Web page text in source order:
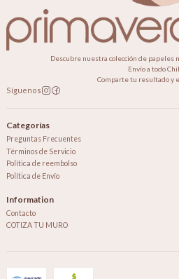
Descubre nuestra colección de papeles
Envío a todo
Comparte tu resultado y
Síguenos
Categorías
Preguntas Frecuentes
Términos de Servicio
Política de reembolso
Política de Envío
Information
Contacto
COTIZA TU MURO